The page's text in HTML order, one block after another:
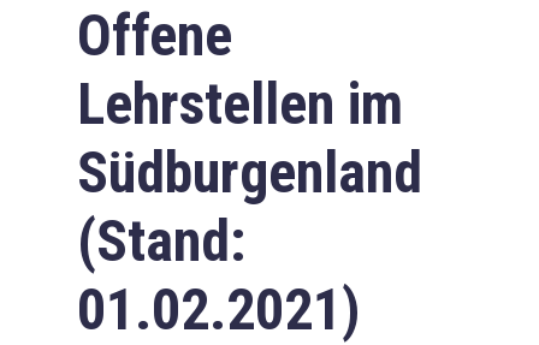
Offene
Lehrstellen im
Südburgenland
(Stand:
01.02.2021)